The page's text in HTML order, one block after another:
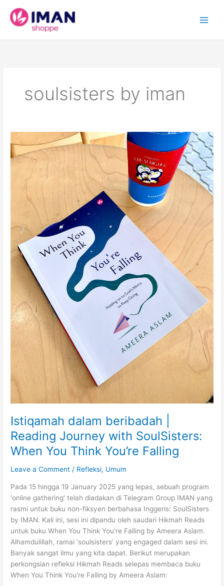
content
soulsisters by iman
Istiqamah dalam beribadah |
Reading Journey with SoulSisters:
When You Think You’re Falling
Leave a Comment / Refleksi, Umum
Pada 15 hingga 19 January 2025 yang lepas, sebuah program
‘online gathering’ telah diadakan di Telegram Group IMAN yang
rasmi untuk buku non-fiksyen berbahasa Inggeris: SoulSisters
by IMAN. Kali ini, sesi ini dipandu oleh saudari Hikmah Reads
untuk buku When You Think You’re Falling by Ameera Aslam.
Alhamdulillah, ramai ‘soulsisters’ yang engaged dalam sesi ini.
Banyak sangat ilmu yang kita dapat. Berikut merupakan
perkongsian refleksi Hikmah Reads selepas membaca buku
When You Think You’re Falling by Ameera Aslam: